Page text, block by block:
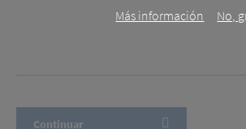
Más información No,